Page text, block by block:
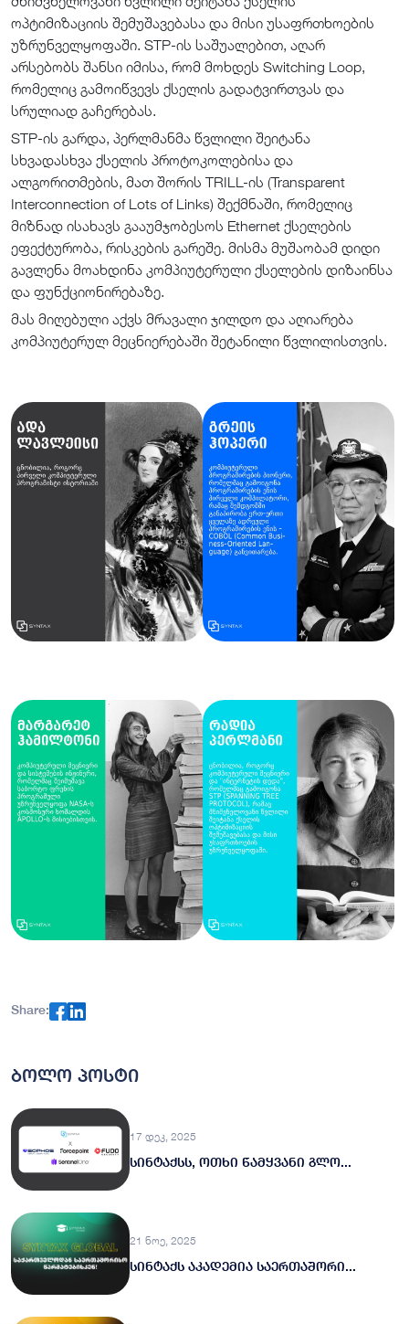
ოპტიმიზაციის შემუშავებასა და მისი უსაფრთხოების
უზრუნველყოფაში. STP-ის საშუალებით, აღარ
არსებობს შანსი იმისა, რომ მოხდეს Switching Loop,
რომელიც გამოიწვევს ქსელის გადატვირთვას და
სრულიად გაჩერებას.
STP-ის გარდა, პერლმანმა წვლილი შეიტანა
სხვადასხვა ქსელის პროტოკოლებისა და
ალგორითმების, მათ შორის TRILL-ის (Transparent
Interconnection of Lots of Links) შექმნაში, რომელიც
მიზნად ისახავს გააუმჯობესოს Ethernet ქსელების
ეფექტურობა, რისკების გარეშე. მისმა მუშაობამ დიდი
გავლენა მოახდინა კომპიუტერული ქსელების დიზაინსა
და ფუნქციონირებაზე.
მას მიღებული აქვს მრავალი ჯილდო და აღიარება
კომპიუტერულ მეცნიერებაში შეტანილი წვლილისთვის.
Share:
ბოლო პოსტი
17 დეკ, 2025
სინტაქსს, ოთხი წამყვანი გლო...
21 ნოე, 2025
სინტაქს აკადემია საერთაშორი...